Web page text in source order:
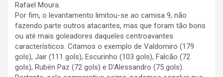
Rafael Moura.
Por fim, o levantamento limitou-se ao camisa 9, não
fazendo parte outros atacantes, mas que foram tão bons
ou até mais goleadores daqueles centroavantes
característicos. Citamos o exemplo de Valdomiro (179
gols), Jair (111 gols), Escurinho (103 gols), Falcão (72
gols), Rubén Paz (72 gols) e D’Alessandro (75 gols).